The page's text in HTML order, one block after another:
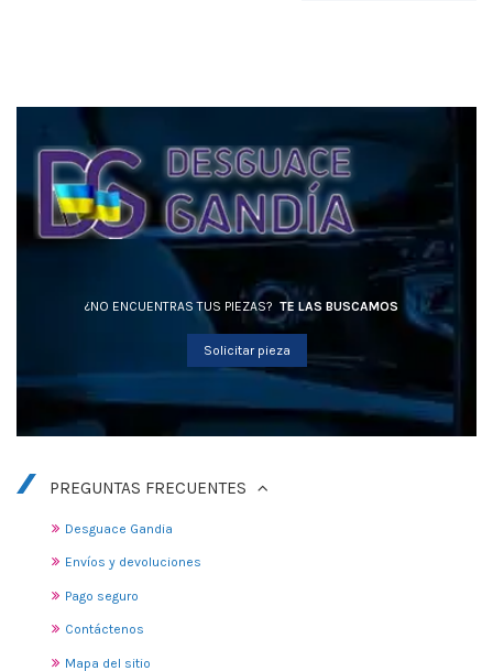
¿NO ENCUENTRAS TUS PIEZAS? TE LAS BUSCAMOS
Solicitar pieza
PREGUNTAS FRECUENTES
Desguace Gandia
Envíos y devoluciones
Pago seguro
Contáctenos
Mapa del sitio